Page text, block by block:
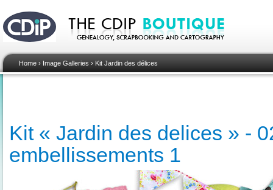
Home › Image Galleries › Kit Jardin des délices
Kit « Jardin des delices » -
embellissements 1